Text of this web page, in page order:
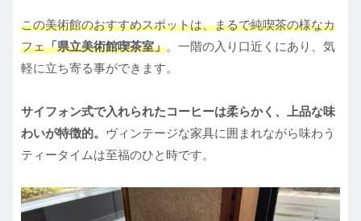
この美術館のおすすめスポットは、まるで純喫茶の様なカ
フェ「県立美術館喫茶室」。一階の入り口近くにあり、気
軽に立ち寄る事ができます。
サイフォン式で入れられたコーヒーは柔らかく、上品な味
わいが特徴的。 ヴィンテージな家具に囲まれながら味わう
ティータイムは至福のひと時です。